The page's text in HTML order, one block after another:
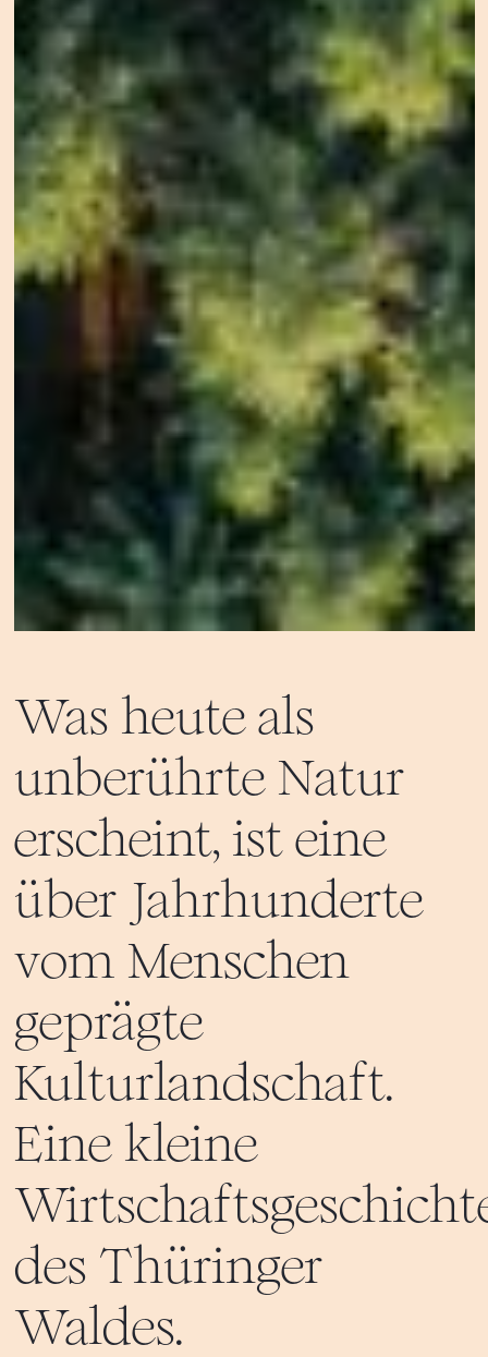
Was heute als
unberührte Natur
erscheint, ist eine
über Jahrhunderte
vom Menschen
geprägte
Kulturlandschaft.
Eine kleine
des Thüringer
Waldes.